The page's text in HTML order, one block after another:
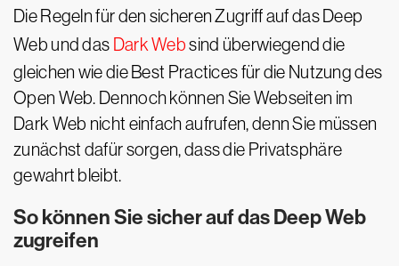
Die Regeln für den sicheren Zugriff auf das Deep
Web und das Dark Websind überwiegend die
gleichen wie die Best Practices für die Nutzung des
Open Web. Dennoch können Sie Webseiten im
Dark Web nicht einfach aufrufen, denn Sie müssen
zunächst dafür sorgen, dass die Privatsphäre
gewahrt bleibt.
So können Sie sicher auf das Deep Web
zugreifen